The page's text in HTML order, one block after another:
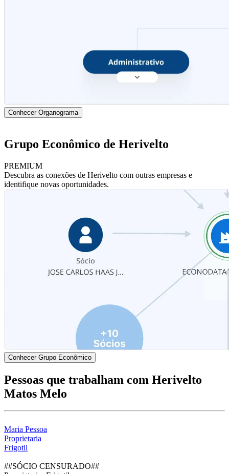
Conhecer Organograma
Grupo Econômico de Herivelto
PREMIUM
Descubra as conexões de Herivelto com outras empresas e
identifique novas oportunidades.
Conhecer Grupo Econômico
Pessoas que trabalham com Herivelto
Matos Melo
Maria Pessoa
Proprietaria
Frigotil
##SÓCIO CENSURADO##